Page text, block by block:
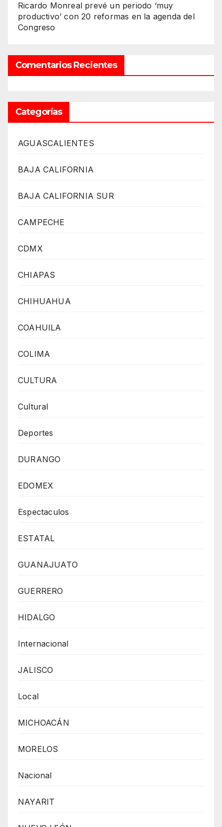
Ricardo Monreal prevé un periodo ‘muy
productivo’ con 20 reformas en la agenda del
Congreso
Comentarios Recientes
Categorías
AGUASCALIENTES
BAJA CALIFORNIA
BAJA CALIFORNIA SUR
CAMPECHE
CDMX
CHIAPAS
CHIHUAHUA
COAHUILA
COLIMA
CULTURA
Cultural
Deportes
DURANGO
EDOMEX
Espectaculos
ESTATAL
GUANAJUATO
GUERRERO
HIDALGO
Internacional
JALISCO
Local
MICHOACÁN
MORELOS
Nacional
NAYARIT